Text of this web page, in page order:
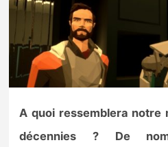
Rumeurs
Nintendo Direct
Tests et previews
Tests de jeux
A quoi ressemblera notre
décennies ? De